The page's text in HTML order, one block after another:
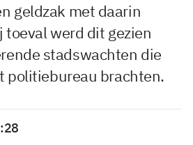
geldzak met daarin
toeval werd dit gezien
stadswachten die
politiebureau brachten.